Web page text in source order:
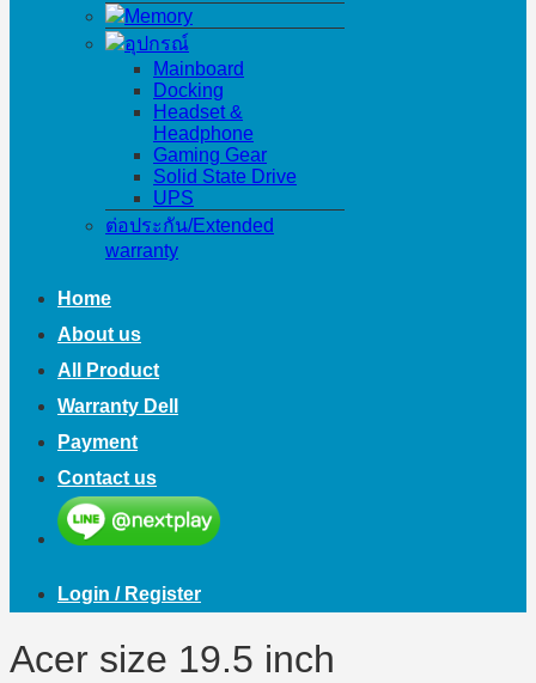
Memory
อุปกรณ์
Mainboard
Docking
Headset &
Headphone
Gaming Gear
Solid State Drive
UPS
ต่อประกัน/Extended
warranty
Home
About us
All Product
Warranty Dell
Payment
Contact us
Login / Register
Acer size 19.5 inch